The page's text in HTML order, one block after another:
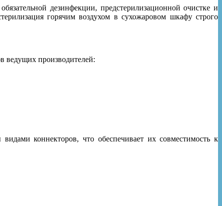
дезинфекции, предстерилизационной очистке и
горячим воздухом в сухожаровом шкафу строго
ведущих производителей:
коннекторов, что обеспечивает их совместимость к